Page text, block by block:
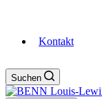
Kontakt
Suchen